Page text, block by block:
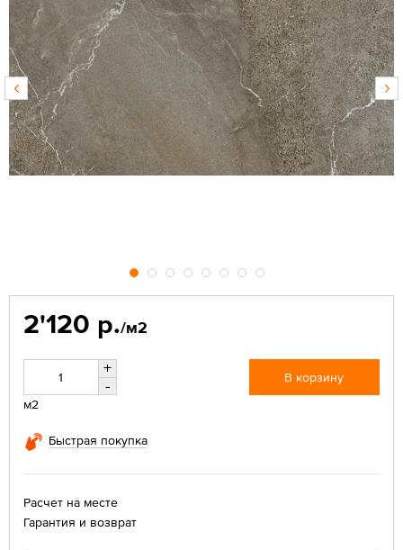
2'120 р./м2
+
-
м2
В корзину
Быстрая покупка
Расчет на месте
Гарантия и возврат